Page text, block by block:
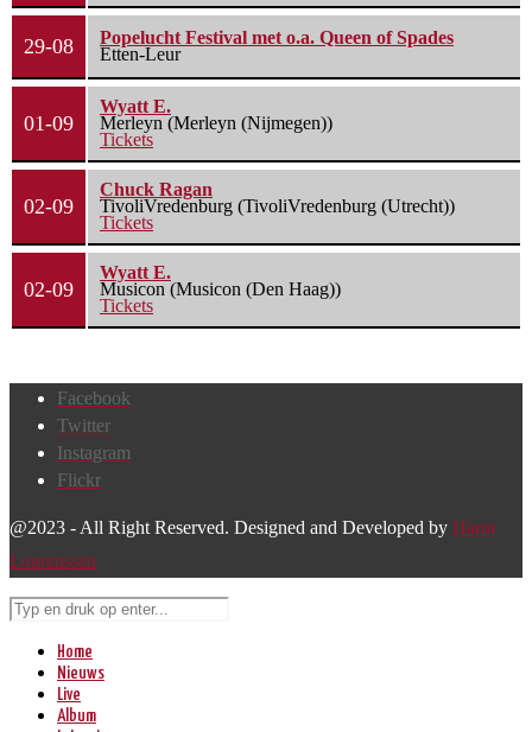
29-08
Popelucht Festival met o.a. Queen of Spades
Etten-Leur
01-09
Wyatt E.
Merleyn (Merleyn (Nijmegen))
Tickets
02-09
Chuck Ragan
TivoliVredenburg (TivoliVredenburg (Utrecht))
Tickets
02-09
Wyatt E.
Musicon (Musicon (Den Haag))
Tickets
Facebook
Twitter
Instagram
Flickr
@2023 - All Right Reserved. Designed and Developed by Harm
Lourenssen
Home
Nieuws
Live
Album